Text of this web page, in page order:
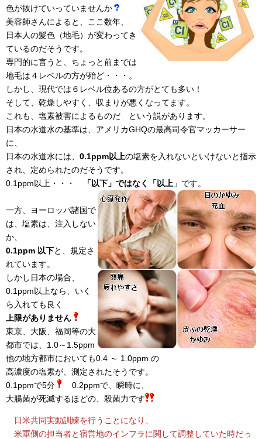
色が抜けていっていませんか
美容師さんによると、ここ数年、
日本人の髪色（地毛）が変わってき
ているのだそうです。
専門的に言うと、ちょっと前までは
地毛は４レベルの方が殆ど・・・。
しかし、現代では６レベル位あるの方がとても多い！
そして、乾燥しやすく、収まりが悪くなってます。
これも、塩素被害によるものだ という説があります。
日本の水道水の基準は、アメリカGHQの最高司令官マッカーサー
に、
日本の水道水には、 0.1ppm以上の塩素を入れないといけないと指示
され、定められたのだそうです。
0.1ppm以上・・・
「以下」ではなく「以上 」です。
一方、ヨーロッパ諸国で
は、塩素は、注入しない
か、
0.1ppm 以下と、規定さ
れています。
しかし日本の場合、
0.1ppm以上なら、いく
ら入れても良く
上限がありません
東京、大阪、福岡等の大
都市では、1.0～1.5ppm
他の地方都市においても0.4 ～ 1.0ppm の
高濃度の塩素が、測定されたそうです。
0.1ppmで5分
0.2ppmで、瞬時に、
大腸菌が死滅するほどの、殺菌力です
日米共同実動訓練を行うことになり、
米軍側の担当者と宿営地のインフラに関して調整していた時だっ